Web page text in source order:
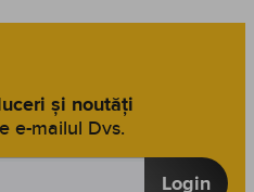
și noutăți
e-mailul Dvs.
Login